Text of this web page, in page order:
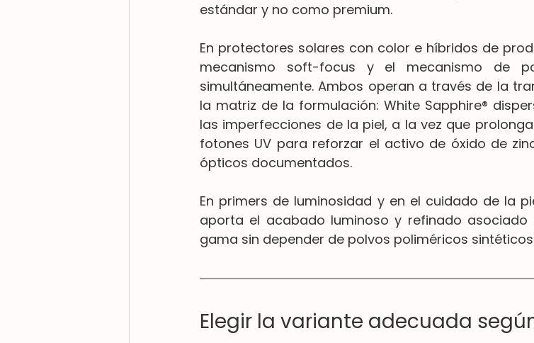
estándar y no como premium.
En protectores solares con color e híbridos de
mecanismo soft-focus y el mecanismo de
simultáneamente. Ambos operan a través de la
la matriz de la formulación: White Sapphire®
las imperfecciones de la piel, a la vez que
fotones UV para reforzar el activo de óxido de
ópticos documentados.
En primers de luminosidad y en el cuidado de la
aporta el acabado luminoso y refinado
gama sin depender de polvos poliméricos
Elegir la variante adecuada